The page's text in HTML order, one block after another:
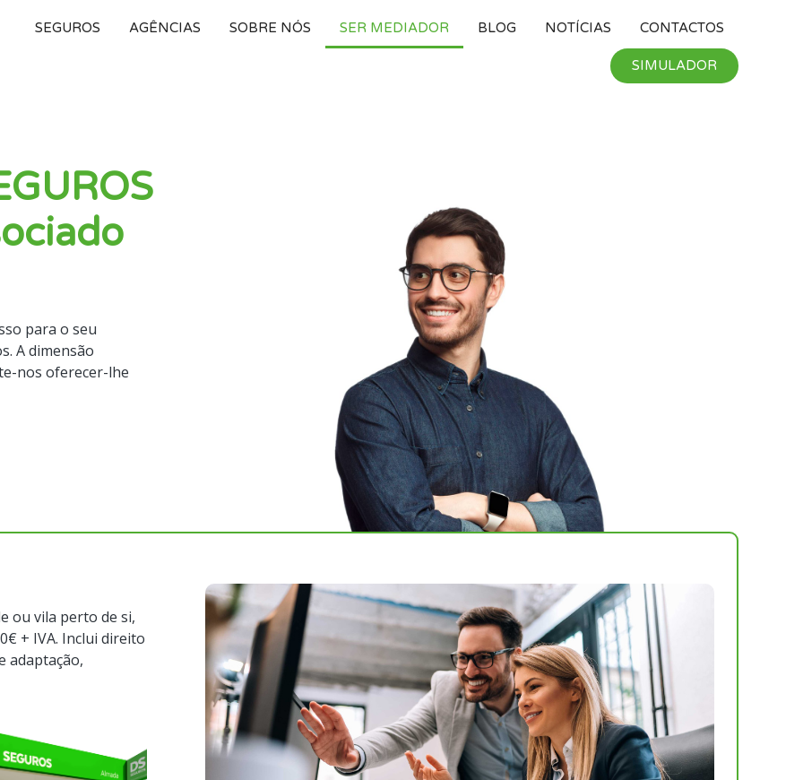
SEGUROS AGÊNCIAS SOBRE NÓS SER MEDIADOR BLOG NOTÍ­CIAS CONTACTOS
SIMULADOR
para o seu
A dimensão
nos oferecer-lhe
ou vila perto de si,
+ IVA. Inclui direito
adaptação,